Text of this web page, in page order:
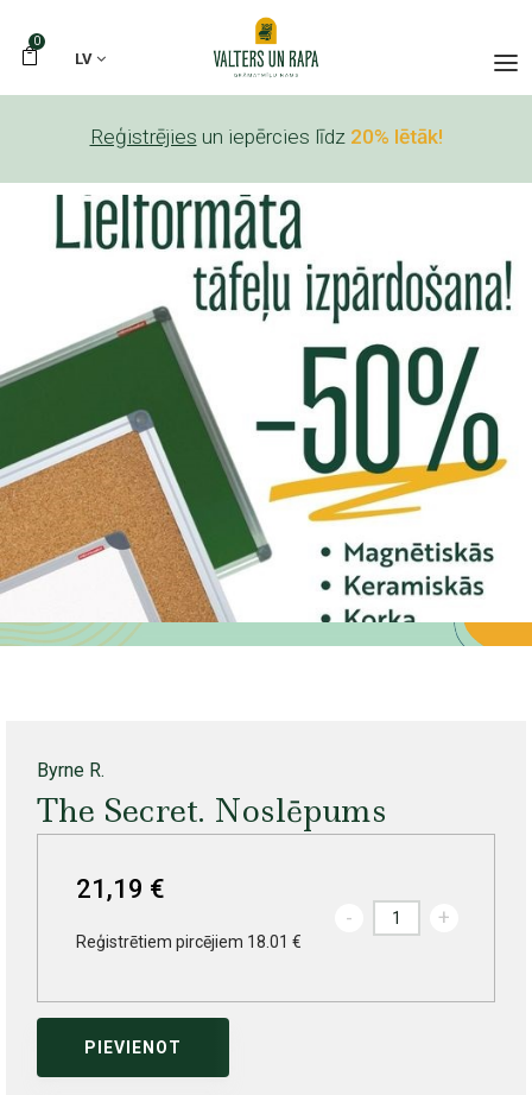
0
LV
Reģistrējies un iepērcies līdz 20% lētāk!
Byrne R.
The Secret. Noslēpums
21,19 €
Reģistrētiem pircējiem 18.01 €
- +
PIEVIENOT